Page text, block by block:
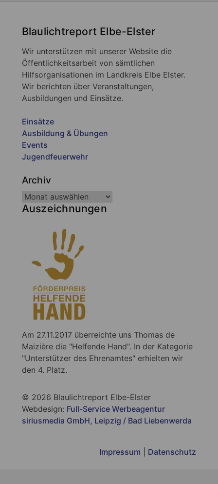
Blaulichtreport Elbe-Elster
Wir unterstützen mit unserer Website die
Öffentlichkeitsarbeit von sämtlichen
Hilfsorganisationen im Landkreis Elbe Elster.
Wir berichten über Veranstaltungen,
Ausbildungen und Einsätze.
Einsätze
Ausbildung & Übungen
Events
Jugendfeuerwehr
Archiv
Auszeichnungen
Am 27.11.2017 überreichte uns Thomas de
Maizière die "Helfende Hand". In der Kategorie
"Unterstützer des Ehrenamtes" erhielten wir
den 4. Platz.
© 2026 Blaulichtreport Elbe-Elster
Webdesign: Full-Service Werbeagentur
siriusmedia GmbH, Leipzig / Bad Liebenwerda
Impressum Datenschutz